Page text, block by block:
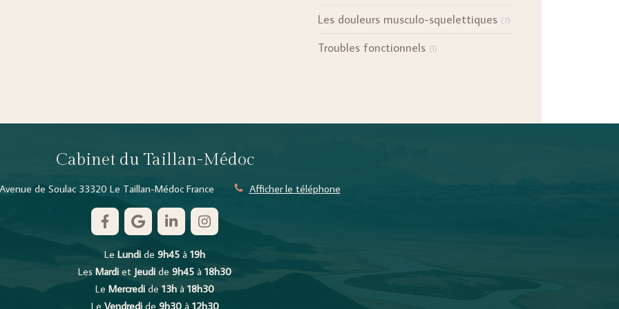
Les douleurs musculo-squelettiques (7)
Troubles fonctionnels (1)
Cabinet du Taillan-Médoc
de Soulac 33320 Le Taillan-Médoc France Afficher le téléphone
Le Lundi de 9h45 à 19h
Les Mardi et Jeudi de 9h45 à 18h30
Le Mercredi de 13h à 18h30
Le Vendredide 9h30à 12h30